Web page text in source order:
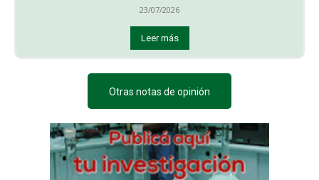
23/07/2026
Leer más
Otras notas de opinión